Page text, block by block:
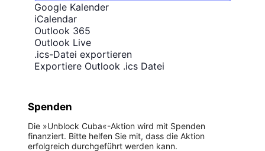
Google Kalender
iCalendar
Outlook 365
Outlook Live
.ics-Datei exportieren
Exportiere Outlook .ics Datei
Spenden
Die »Unblock Cuba«-Aktion wird mit Spenden
finanziert. Bitte helfen Sie mit, dass die Aktion
erfolgreich durchgeführt werden kann.